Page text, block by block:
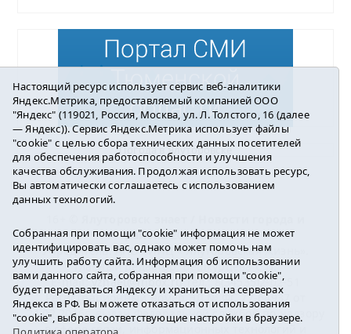
Погода в Ялуторовске
района2016-2023
Учредитель: АНО «ИИЦ « Ялуторовская жизнь».
Главный редактор: Вешкурцева С.П.
E-mail:yznaet@inbox.ruТел.: 8(34535)2-02-51
Регистрационный номер ЭЛ № ФС 77-64937 от
24.02.2016г. выдан Федеральной службой по надзору
в сфере связи, информационных технологий и
Настоящий ресурс использует сервис веб-аналитики
Яндекс.Метрика, предоставляемый компанией ООО
"Яндекс" (119021, Россия, Москва, ул. Л. Толстого, 16 (далее
— Яндекс)). Сервис Яндекс.Метрика использует файлы
"cookie" с целью сбора технических данных посетителей
для обеспечения работоспособности и улучшения
качества обслуживания. Продолжая использовать ресурс,
Вы автоматически соглашаетесь с использованием
данных технологий.
Собранная при помощи "cookie" информация не может
идентифицировать вас, однако может помочь нам
улучшить работу сайта. Информация об использовании
вами данного сайта, собранная при помощи "cookie",
будет передаваться Яндексу и храниться на серверах
Яндекса в РФ. Вы можете отказаться от использования
"cookie", выбрав соответствующие настройки в браузере.